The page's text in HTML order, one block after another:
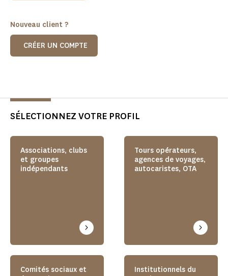
Nouveau client ?
CRÉER UN COMPTE
SÉLECTIONNEZ VOTRE PROFIL
Associations, clubs
et groupes
indépendants
Tours opérateurs,
agences de voyages,
autocaristes, OTA
Comités sociaux et
Institutionnels du